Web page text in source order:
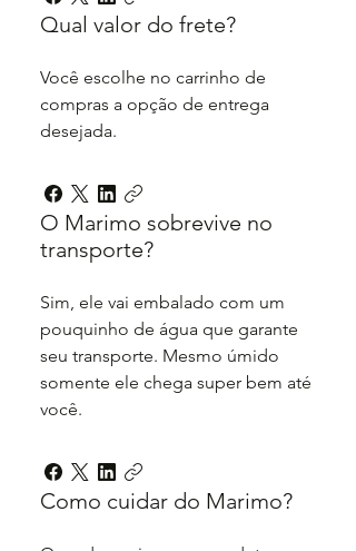
Qual valor do frete?
Você escolhe no carrinho de
compras a opção de entrega
desejada.
O Marimo sobrevive no
transporte?
Sim, ele vai embalado com um
pouquinho de água que garante
seu transporte. Mesmo úmido
somente ele chega super bem até
você.
Como cuidar do Marimo?